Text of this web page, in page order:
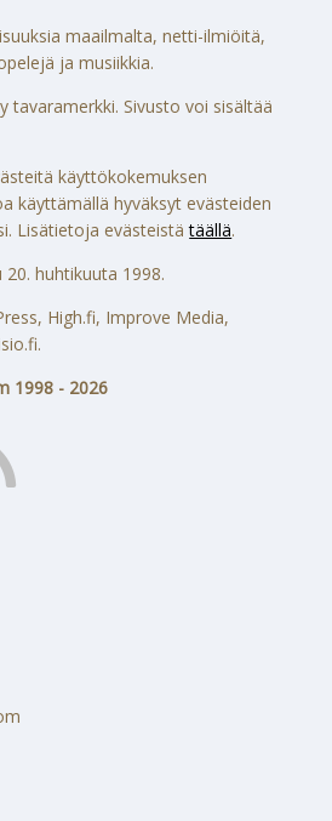
maailmalta, netti-ilmiöitä,
ja musiikkia.
tavaramerkki. Sivusto voi sisältää
käyttökokemuksen
käyttämällä hyväksyt evästeiden
Lisätietoja evästeistätäällä.
huhtikuuta 1998.
High.fi, Improve Media,
1998 - 2026